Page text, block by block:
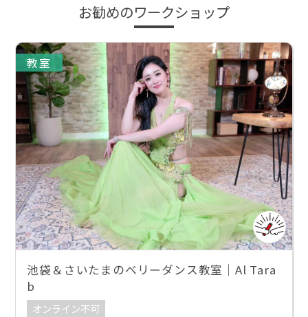
お勧めのワークショップ
教室
池袋＆さいたまのベリーダンス教室｜Al Tara
b
オンライン不可